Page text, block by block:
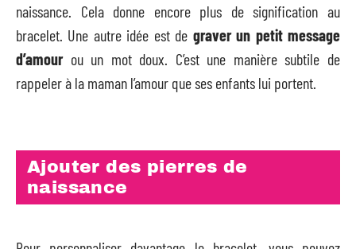
naissance. Cela donne encore plus de signification au
bracelet. Une autre idée est de graver un petit message
d’amourou un mot doux. C’est une manière subtile de
rappeler à la maman l’amour que ses enfants lui portent.
Ajouter des pierres de
naissance